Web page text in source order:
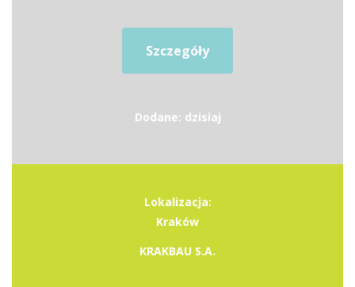
Szczegóły
Dodane: dzisiaj
Lokalizacja:
Kraków
KRAKBAU S.A.